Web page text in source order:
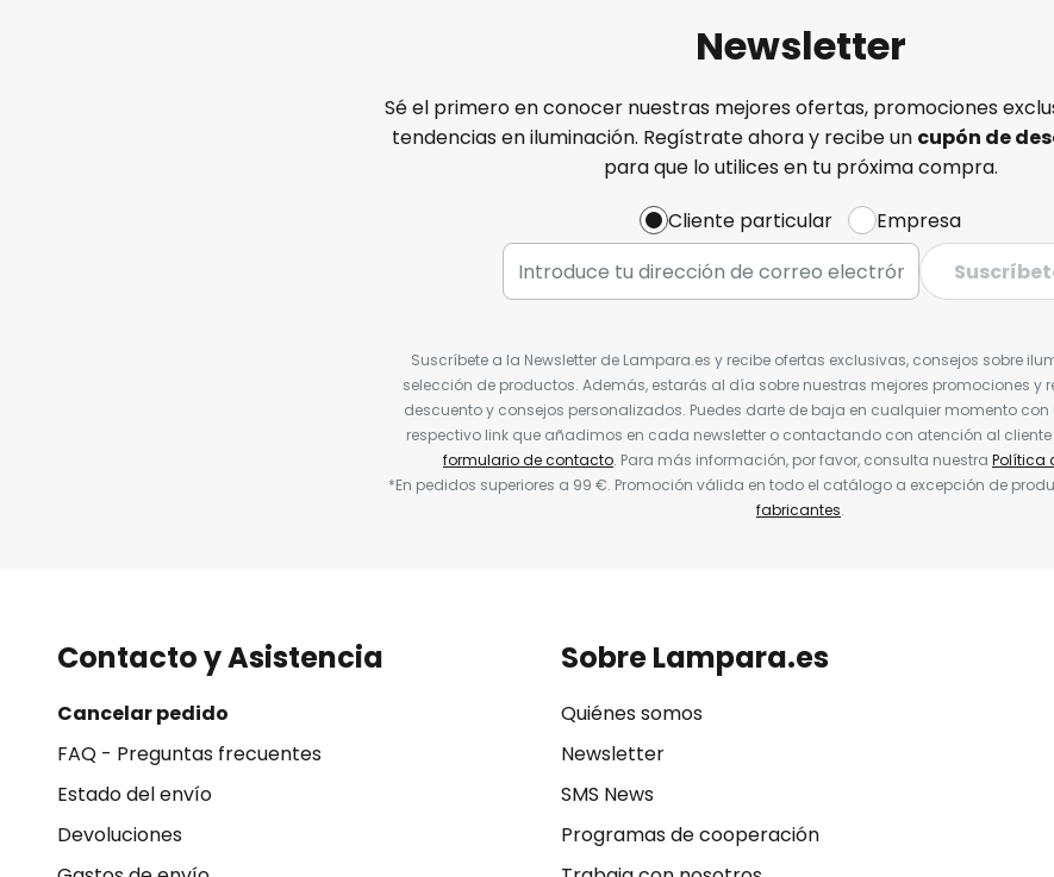
Newsletter
Sé el primero en conocer nuestras mejores ofertas, promociones
tendencias en iluminación. Regístrate ahora y recibe un cupón de
para que lo utilices en tu próxima compra.
Cliente particular
Empresa
Suscríbete a la Newsletter de Lampara.es y recibe ofertas exclusivas, consejos sobre
selección de productos. Además, estarás al día sobre nuestras mejores promociones y
descuento y consejos personalizados. Puedes darte de baja en cualquier momento con
respectivo link que añadimos en cada newsletter o contactando con atención al cliente
formulario de contacto. Para más información, por favor, consulta nuestra Política
*En pedidos superiores a 99 €. Promoción válida en todo el catálogo a excepción de
fabricantes.
Contacto y Asistencia
Cancelar pedido
FAQ - Preguntas frecuentes
Estado del envío
Devoluciones
Sobre Lampara.es
Quiénes somos
Newsletter
SMS News
Programas de cooperación